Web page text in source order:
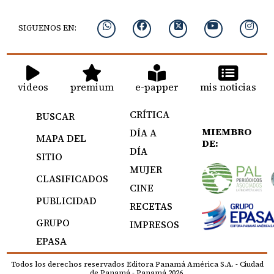
SIGUENOS EN:
videos premium e-papper mis noticias
BUSCAR
MAPA DEL
SITIO
CLASIFICADOS
PUBLICIDAD
GRUPO
EPASA
CRÍTICA
DÍA A
DÍA
MUJER
CINE
RECETAS
IMPRESOS
MIEMBRO
DE:
Todos los derechos reservados Editora Panamá América S.A. - Ciudad